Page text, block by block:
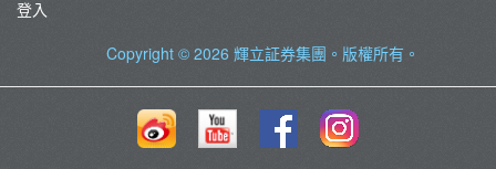
登入
Copyright © 2026 輝立証券集團 。版權所有。